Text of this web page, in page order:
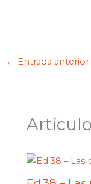
← Entrada anterior